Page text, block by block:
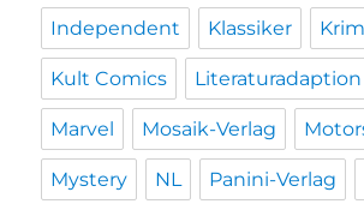
Independent Klassiker
Kult Comics Literaturadaption
Marvel Mosaik-Verlag
Mystery NL Panini-Verlag